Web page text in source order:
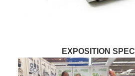
EXPOSITION